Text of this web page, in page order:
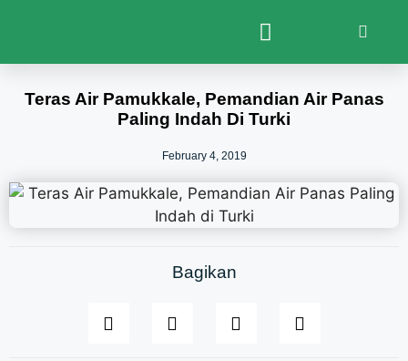
Teras Air Pamukkale, Pemandian Air Panas
Paling Indah Di Turki
February 4, 2019
Bagikan